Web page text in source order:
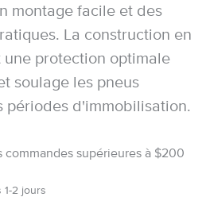
montage facile et des
La construction en
protection optimale
soulage les pneus
périodes d'immobilisation.
commandes supérieures à $200
1-2 jours